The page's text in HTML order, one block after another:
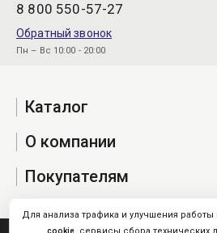
8 800 550-57-27
Обратный звонок
Пн – Вс 10:00 - 20:00
Каталог
О компании
Покупателям
Для анализа трафика и улучшения работы
cookie